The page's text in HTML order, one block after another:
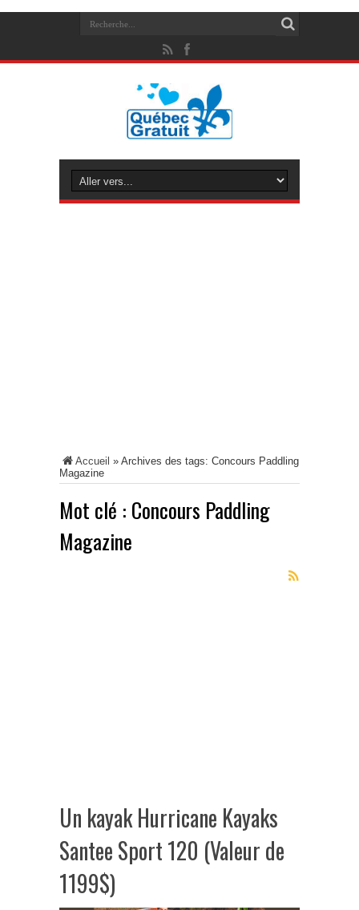
Accueil » Archives des tags: Concours Paddling
Magazine
Mot clé : Concours Paddling
Magazine
Un kayak Hurricane Kayaks
Santee Sport 120 (Valeur de
1199$)